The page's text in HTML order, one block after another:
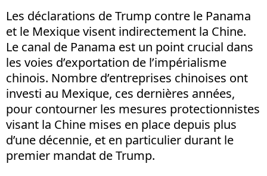
Les déclarations de Trump contre le Panama
et le Mexique visent indirectement la Chine.
Le canal de Panama est un point crucial dans
les voies d’exportation de l’impérialisme
chinois. Nombre d’entreprises chinoises ont
investi au Mexique, ces dernières années,
pour contourner les mesures protectionnistes
visant la Chine mises en place depuis plus
d’une décennie, et en particulier durant le
premier mandat de Trump.